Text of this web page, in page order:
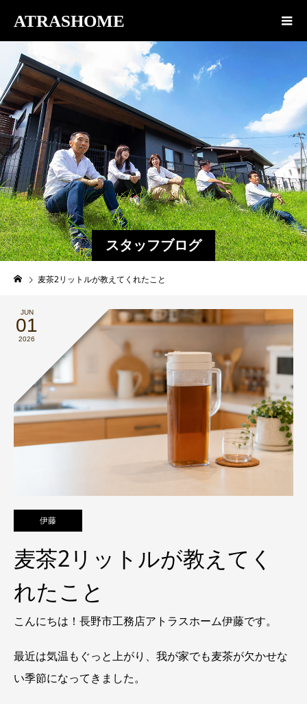
ATRASHOME
スタッフブログ
麦茶2リットルが教えてくれたこと
JUN
01
2026
伊藤
麦茶2リットルが教えてく
れたこと
こんにちは！長野市工務店アトラスホーム伊藤です。
最近は気温もぐっと上がり、我が家でも麦茶が欠かせな
い季節になってきました。